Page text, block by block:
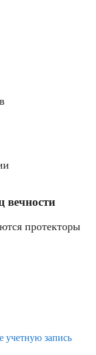
вечности
протекторы
учетную запись